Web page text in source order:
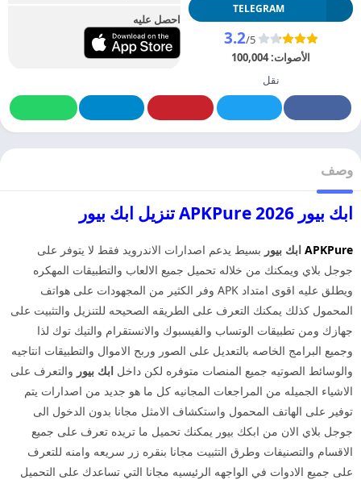
TELEGRAM
3.2/5
الأصوات:100,004
نقل
احصل عليه
وصف
ابك بيور 2026 APKPure تنزيل ابك بيور
APKPure ابك بيور بسيط يدعم اصدارات الاندرويد فقط لا يتوفر على
جوجل بلاي ويمكنك من خلاله تحميل جميع الالعاب والتطبيقات المهكره
ويطلق عليه اقوى امتداد APK وفر الكثير من المجهودات على هواتف
المحمول كذلك يمكنك التعرف على الطريقه الصحيحه للتنزيل والتثبيت على
جهازك ومن تطبيقات الوتساب والفيسبوك والانستقرام والتيك توك لذا
وجميع البرامج الخاصه بالتعديل على الصور وربح الاموال والتطبيقات انتاجيه
والوسائط الصوتيه جميع المنصات متوفره لكن داخل ابك بيور والتعرف على
الاشياء الجميله من المراجعات المجانيه كل ما هو جديد من اصدارات يتم
توفير على الهاتف المحمول واستكشاف الامثل مجانا بدون الدخول الى
جوجل بلاي الان من ابكك بيور يمكنك تحميل ما تريده تعرف على جميع
الاقسام والتصنيفات وطرق التثبيت مجانا بنقره زر سريعه وامنه للتعرف
على جميع الادوات في الواجهه الرئيسيه مجانا التي تساعدك على التحميل